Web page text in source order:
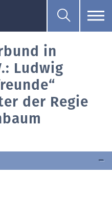
in
Ludwig
der Regie